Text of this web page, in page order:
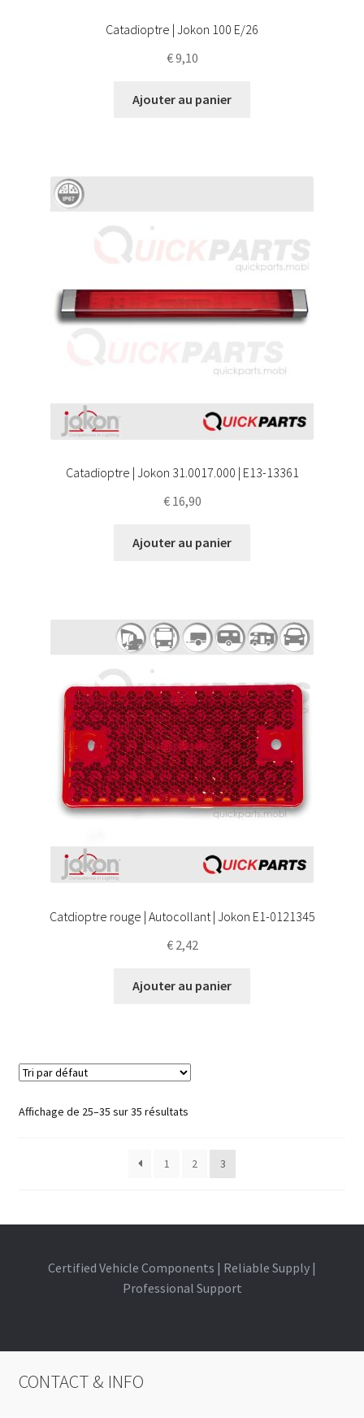
Catadioptre | Jokon 100 E/26
€9,10
Ajouter au panier
Catadioptre | Jokon 31.0017.000 | E13-13361
€16,90
Ajouter au panier
Catdioptre rouge | Autocollant | Jokon E1-0121345
€2,42
Ajouter au panier
Affichage de 25–35 sur 35 résultats
1 2 3
Certified Vehicle Components | Reliable Supply |
Professional Support
CONTACT & INFO